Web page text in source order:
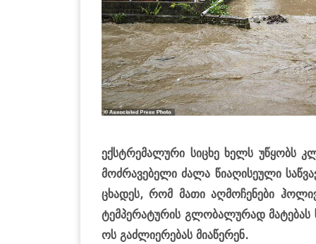
ექ­სტრე­მა­ლუ­რი სი­ცხე ხელს უწყობს
მოძ­რა­ვე­ბე­ლი ძალა წი­ა­ღი­სე­უ­ლი
ცხა­დეს, რომ მათი აღ­მო­ჩე­ნე­ბი
ტემ­პე­რა­ტუ­რის გლო­ბა­ლუ­რად მა­ტე­ბას
ოს გაძ­ლი­ე­რე­ბას მი­ა­წე­რენ.